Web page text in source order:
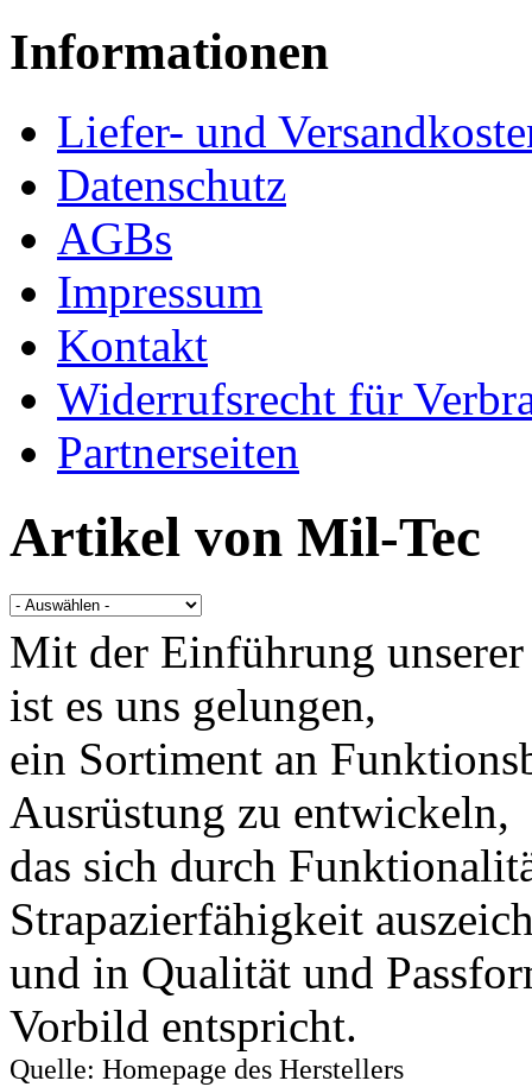
Informationen
Liefer- und
Datenschutz
AGBs
Impressum
Kontakt
Widerrufsrecht für
Partnerseiten
Artikel von Mil-Tec
Mit der Einführung
ist es uns gelungen,
ein Sortiment an
Ausrüstung zu entwickeln,
das sich durch
Strapazierfähigkeit
und in Qualität und
Vorbild entspricht.
Quelle: Homepage des Herstellers